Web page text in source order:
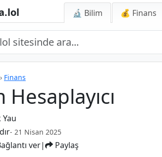
🔬 Bilim 💰 Finans
› Finans
- 21 Nisan 2025
ver| Paylaş